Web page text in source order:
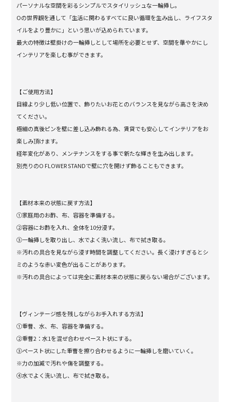
パーソナルな空間を彩るシンプルでスタイリッシュな一輪挿し。
Oの世界観を通して「生活に関わるすべてに良い循環を生み出し、ライフスタ
イルをより豊かに」という思いが込められています。
最大の特徴は壁掛けの一輪挿しとして場所を必要とせず、空間を華やかにし
インテリアを楽しむ事ができます。
【ご使用方法】
目線より少し低い位置で、飾りたいお花とのバランスを見ながら高さを決め
てください。
極細の真後ピンを壁に差し込み飾れる為、賃貸でも安心してインテリアをお
楽しみ頂けます。
経年変化があり、メンテナンスをする事で新たな輝きを生み出します。
別売りのO FLOWER STANDで壁に穴を開けず飾ることもできます。
【素材本来の状態に戻す方法】
①家庭用のお酢、布、容器を準備する。
②容器にお酢を入れ、全体を10分浸す。
③一輪挿しを取り出し、水でよく洗い流し、布で拭き取る。
※汚れの具合を見ながら浸す時間を調整してください。長く浸けすぎるとシ
ミのような赤い変色が出ることがあります。
※汚れの具合によっては完全に素材本来の状態に戻らない場合がございます。
【ヴィンテージ感を残しながらお手入れする方法】
①重曹、水、布、容器を準備する。
②重曹2：水1を混ぜ合わせペースト状にする。
③ペースト状にした重曹を擦り合わせるように一輪挿しを磨いていく。
※力の加減で汚れや傷を調整する。
④水でよく洗い流し、布で拭き取る。